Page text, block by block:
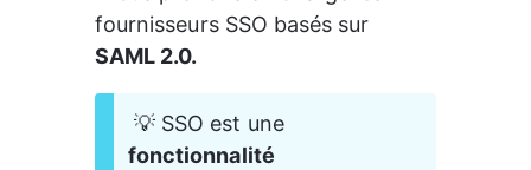
fournisseurs SSO basés sur
SAML 2.0.
💡 SSO est une
fonctionnalité